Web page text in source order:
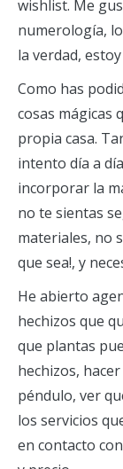
wishlist. Me
numerología,
la verdad,
Como has
cosas mágicas
propia casa.
intento día a
incorporar la
no te sientas
materiales, no
que sea!, y
He abierto
hechizos que
que plantas
hechizos,
péndulo, ver
los servicios
en contacto